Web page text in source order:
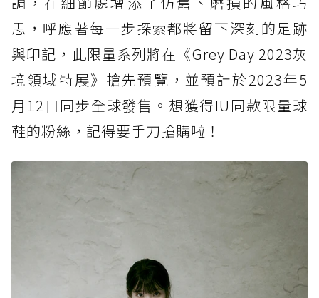
思，呼應著每一步探索都將留下深刻的足跡
與印記，此限量系列將在《Grey Day 2023灰
境領域特展》搶先預覽，並預計於2023年5
月12日同步全球發售。想獲得IU同款限量球
鞋的粉絲，記得要手刀搶購啦！